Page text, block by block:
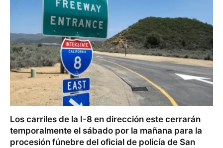
Los carriles de la I-8 en dirección este cerrarán
temporalmente el sábado por la mañana para la
procesión fúnebre del oficial de policía de San